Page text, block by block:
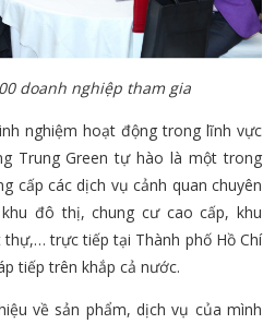
doanh nghiệp tham gia
nghiệm hoạt động trong lĩnh vực
Trung Green tự hào là một trong
cấp các dịch vụ cảnh quan chuyên
đô thị, chung cư cao cấp, khu
trực tiếp tại Thành phố Hồ Chí
tiếp trên khắp cả nước.
về sản phẩm, dịch vụ của mình